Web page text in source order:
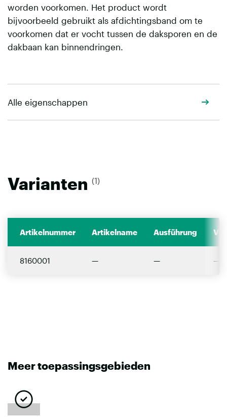
worden voorkomen. Het product wordt
bijvoorbeeld gebruikt als afdichtingsband om te
voorkomen dat er vocht tussen de daksporen en de
dakbaan kan binnendringen.
Alle eigenschappen
Varianten (1)
Artikelnummer Artikelname Ausführung
8160001 — — —
Meer toepassingsgebieden